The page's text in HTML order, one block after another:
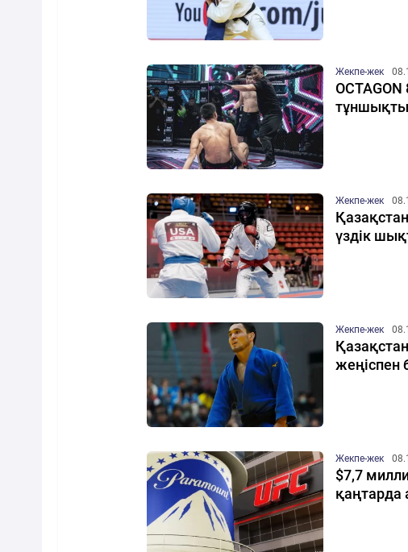
Жекпе-жек
Жекпе-жек
үздік
Жекпе-жек
жеңіспен
Жекпе-жек
$7,7
қаңтарда